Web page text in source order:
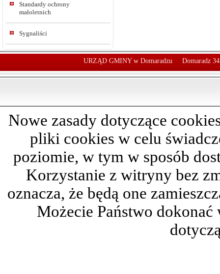
Standardy ochrony
małoletnich
Sygnaliści
URZĄD GMINY w Domaradzu Domaradz
Nowe zasady dotyczące
pliki cookies w celu
poziomie, w tym w sposób
Korzystanie z witryny bez
oznacza, że będą one
Możecie Państwo